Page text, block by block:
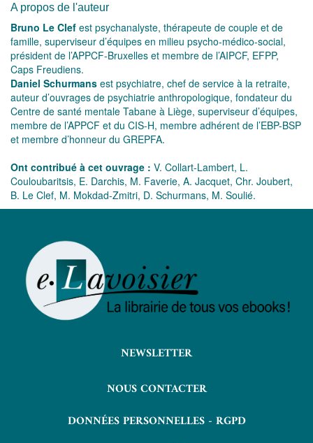
A propos de l'auteur
Bruno Le Clef est psychanalyste, thérapeute de couple et de
famille, superviseur d’équipes en milieu psycho-médico-social,
président de l’APPCF-Bruxelles et membre de l’AIPCF, EFPP,
Caps Freudiens.
Daniel Schurmans est psychiatre, chef de service à la retraite,
auteur d’ouvrages de psychiatrie anthropologique, fondateur du
Centre de santé mentale Tabane à Liège, superviseur d’équipes,
membre de l’APPCF et du CIS-H, membre adhérent de l’EBP-BSP
et membre d’honneur du GREPFA.
Ont contribué à cet ouvrage : V. Collart-Lambert, L.
Couloubaritsis, E. Darchis, M. Faverie, A. Jacquet, Chr. Joubert,
B. Le Clef, M. Mokdad-Zmitri, D. Schurmans, M. Soulié.
NEWSLETTER
NOUS CONTACTER
DONNÉES PERSONNELLES - RGPD